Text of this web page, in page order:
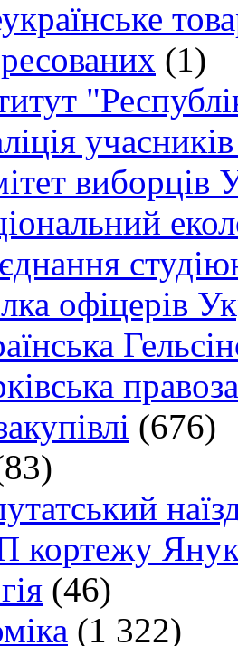
(1)
виборців
офіцерів
(676)
кортежу
(46)
(1 322)